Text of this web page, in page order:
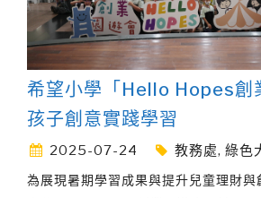
希望小學「Hello Hopes
孩子創意實踐學習
2025-07-24 教務處, 綠色
為展現暑期學習成果與提升兒童理財與